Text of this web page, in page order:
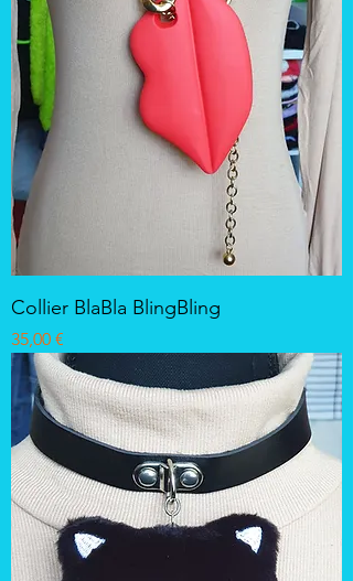
Collier BlaBla BlingBling
Prix
35,00 €